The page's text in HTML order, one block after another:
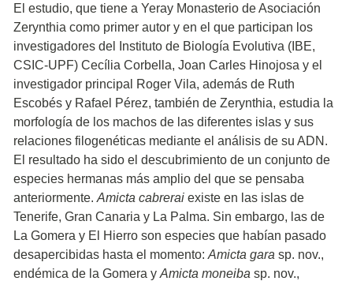
El estudio, que tiene a Yeray Monasterio de Asociación
Zerynthia como primer autor y en el que participan los
investigadores del Instituto de Biología Evolutiva (IBE,
CSIC-UPF) Cecília Corbella, Joan Carles Hinojosa y el
investigador principal Roger Vila, además de Ruth
Escobés y Rafael Pérez, también de Zerynthia, estudia la
morfología de los machos de las diferentes islas y sus
relaciones filogenéticas mediante el análisis de su ADN.
El resultado ha sido el descubrimiento de un conjunto de
especies hermanas más amplio del que se pensaba
anteriormente. Amicta cabrerai existe en las islas de
Tenerife, Gran Canaria y La Palma. Sin embargo, las de
La Gomera y El Hierro son especies que habían pasado
desapercibidas hasta el momento: Amicta gara sp. nov.,
endémica de la Gomera y Amicta moneiba sp. nov.,